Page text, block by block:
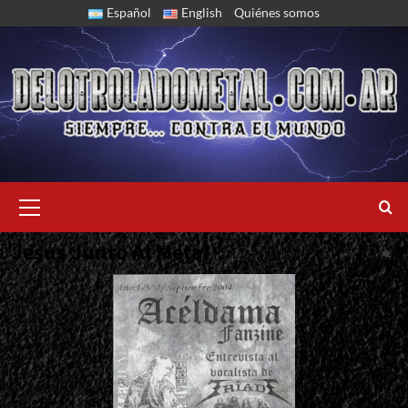
Español English Quiénes somos
Menu
Jesus Junto Al Metal